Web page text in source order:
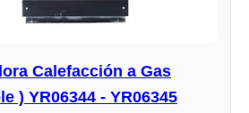
Calefacción a Gas
) YR06344 - YR06345